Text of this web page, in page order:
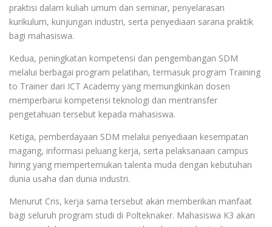
praktisi dalam kuliah umum dan seminar, penyelarasan
kurikulum, kunjungan industri, serta penyediaan sarana praktik
bagi mahasiswa.
Kedua, peningkatan kompetensi dan pengembangan SDM
melalui berbagai program pelatihan, termasuk program Training
to Trainer dari ICT Academy yang memungkinkan dosen
memperbarui kompetensi teknologi dan mentransfer
pengetahuan tersebut kepada mahasiswa.
Ketiga, pemberdayaan SDM melalui penyediaan kesempatan
magang, informasi peluang kerja, serta pelaksanaan campus
hiring yang mempertemukan talenta muda dengan kebutuhan
dunia usaha dan dunia industri.
Menurut Cris, kerja sama tersebut akan memberikan manfaat
bagi seluruh program studi di Polteknaker. Mahasiswa K3 akan